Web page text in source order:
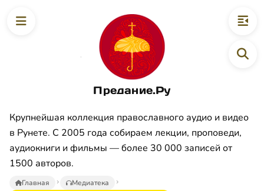
Предание.Ру
Крупнейшая коллекция православного аудио и видео
в Рунете. С 2005 года собираем лекции, проповеди,
аудиокниги и фильмы — более 30 000 записей от
1500 авторов.
Главная
Медиатека